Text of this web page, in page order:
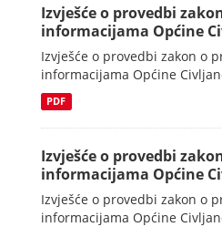
Izvješće o provedbi
informacijama Općine
Izvješće o provedbi zakon o
informacijama Općine
PDF
Izvješće o provedbi
informacijama Općine
Izvješće o provedbi zakon o
informacijama Općine